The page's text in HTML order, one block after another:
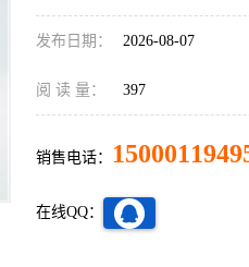
发布日期： 2026-08-07
阅 读 量： 397
销售电话：
在线QQ：